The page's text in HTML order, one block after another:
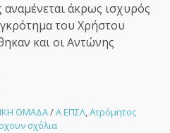
άκρως ισχυρός
του Χρήστου
και οι Αντώνης
ΟΜΑΔΑ/Α ΕΠΣΛ,Ατρόμητος
σχόλιαστο